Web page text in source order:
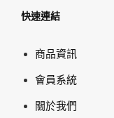
快速連結
商品資訊
會員系統
關於我們